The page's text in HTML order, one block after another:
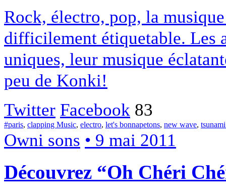
Rock, électro, pop, la
difficilement étiquetable. Les
uniques, leur musique
peu de Konki!
Twitter Facebook 83
#paris, clapping Music, electro, let's bonnapetons, new wave,
Owni sons • 9 mai 2011
Découvrez “Oh Chéri